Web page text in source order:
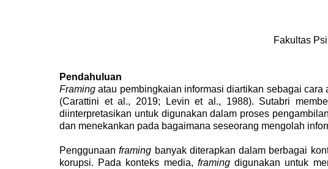
Fakultas
Pendahuluan
Framing atau pembingkaian informasi diartikan sebagai
(Carattini et al., 2019; Levin et al., 1988). Sutabri
diinterpretasikan untuk digunakan dalam proses
dan menekankan pada bagaimana seseorang mengolah
Penggunaanframing banyak diterapkan dalam berbagai
korupsi. Pada konteks media, framingdigunakan untuk